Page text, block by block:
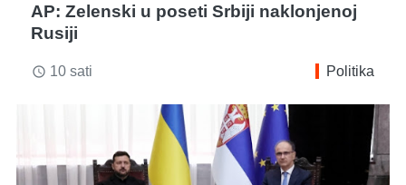
AP: Zelenski u poseti Srbiji naklonjenoj
Rusiji
access_time 10 sati Politika